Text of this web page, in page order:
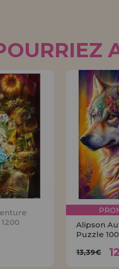
Alipson
Puzzle
13,39€